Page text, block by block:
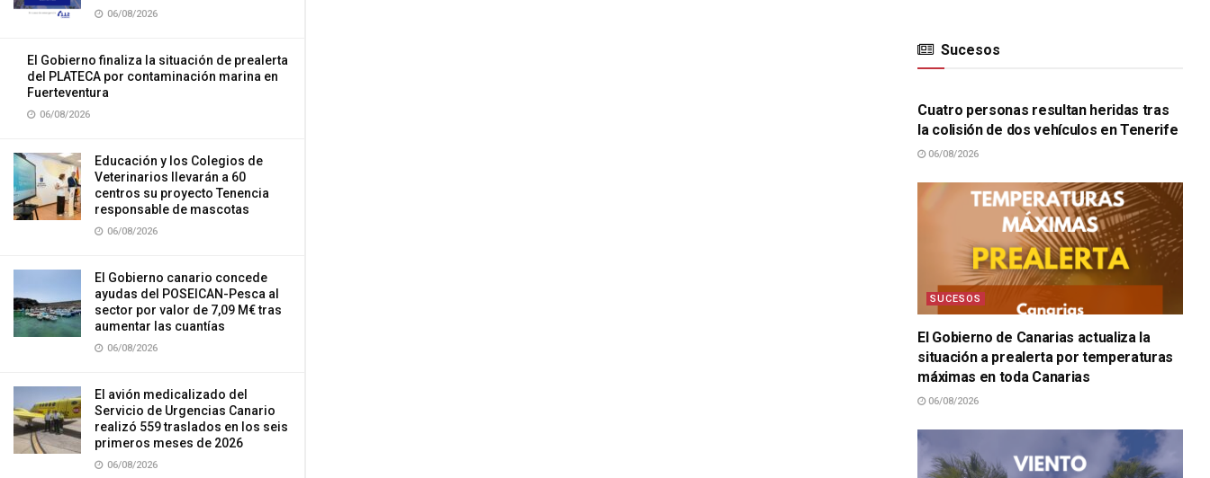
06/08/2026
El Gobierno finaliza la situación de prealerta
del PLATECA por contaminación marina en
Fuerteventura
06/08/2026
Educación y los Colegios de
Veterinarios llevarán a 60
centros su proyecto Tenencia
responsable de mascotas
06/08/2026
El Gobierno canario concede
ayudas del POSEICAN-Pesca al
sector por valor de 7,09 M€ tras
aumentar las cuantías
06/08/2026
El avión medicalizado del
Servicio de Urgencias Canario
realizó 559 traslados en los seis
primeros meses de 2026
06/08/2026
Sucesos
SUCESOS
Cuatro personas resultan heridas tras
la colisión de dos vehículos en Tenerife
06/08/2026
SUCESOS
El Gobierno de Canarias actualiza la
situación a prealerta por temperaturas
máximas en toda Canarias
06/08/2026